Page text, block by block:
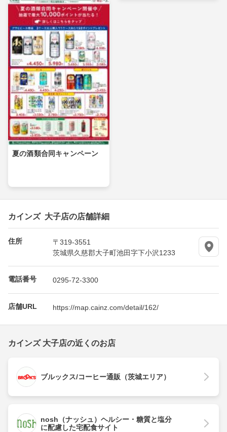
夏の酒類合同キャンペーン
カインズ 大子店の店舗詳細
住所
〒319-3551
茨城県久慈郡大子町池田字下小沢1233
電話番号 0295-72-3300
店舗URL https://map.cainz.com/detail/162/
カインズ 大子店の近くのお店
ブルックス/コーヒー通販（茨城エリア）
nosh（ナッシュ）ヘルシー・糖質と塩分
に配慮した宅配食サイト